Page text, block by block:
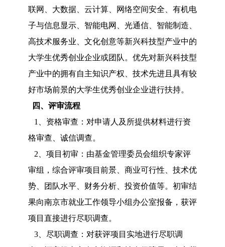
联网、大数据、云计算、网络空间安全、有机电
子与信息显示、智能电网、光通信、智能制造、
高技术服务业、文化创意等新兴科技型产业中的
大学生优秀创业企业或团队。优先对新兴科技型
产业中的拥有自主知识产权、技术先进且具有较
好市场前景的大学生优秀创业企业进行扶持。
四、评审流程
1、资格审查：对申请人及所提供材料进行资
格审查、诚信调查。
2、项目初审：由基金管理委员会组织专家评
审组，综合评审项目前景、商业可行性、技术优
势、团队水平、财务分析、投资价值等。初审结
果向南京市就业工作领导小组办公室报备，获评
项目直接进行尽职调查。
3、尽职调查：对获评项目实地进行尽职调